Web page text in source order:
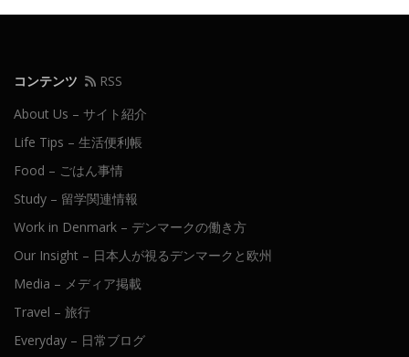
コンテンツ
RSS
About Us – サイト紹介
Life Tips – 生活便利帳
Food – ごはん事情
Study – 留学関連情報
Work in Denmark – デンマークの働き方
Our Insight – 日本人が視るデンマークと欧州
Media – メディア掲載
Travel – 旅行
Everyday – 日常ブログ